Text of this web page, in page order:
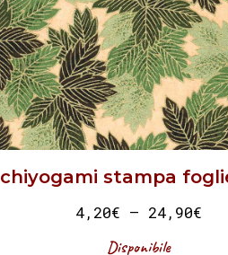
chiyogami stampa
4,20€ – 24,90€
Disponibile